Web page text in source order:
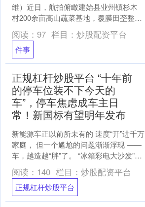
维）近日，航拍俯瞰建始县业州镇杉木
村200余亩高山蔬菜基地，覆膜田垄整齐
划一网上最可靠的投资平台有哪些，田
间道路蜿蜒勾勒出饱满....
阅读： 97 栏目： 炒股配资平台
件事
正规杠杆炒股平台 “十年前
的停车位装不下今天的
车”，停车焦虑成车主日
常！新国标有望明年发布
新能源车正以前所未有的 速度“开”进千万
家庭， 但一个尴尬的问题渐渐浮现 ——
车，越造越“胖”了。 “冰箱彩电大沙发”成
了标配，零重力座椅、无线充电、杯
托……配....
阅读： 140 栏目： 炒股配资平台
正规杠杆炒股平台